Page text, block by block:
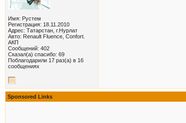
Имя: Рустем
Регистрация: 18.11.2010
Адрес: Татарстан, г.Нурлат
Авто: Renault Fluence, Confort.
АКП
Сообщений: 402
Сказал(а) спасибо: 69
Поблагодарили 17 раз(а) в 16
сообщениях
Sponsored Links